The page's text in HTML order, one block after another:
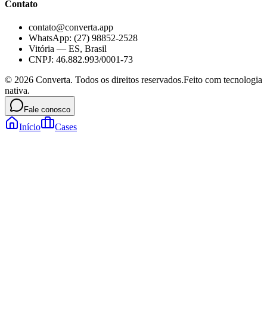
Contato
contato@converta.app
WhatsApp: (27) 98852-2528
Vitória — ES, Brasil
CNPJ: 46.882.993/0001-73
© 2026 Converta. Todos os direitos reservados.Feito com tecnologia
nativa.
Fale conosco
Início Cases